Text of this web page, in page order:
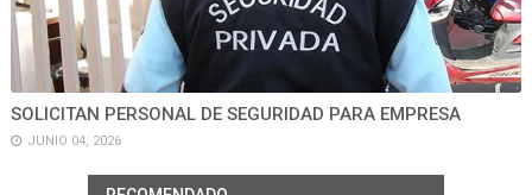
SOLICITAN PERSONAL DE SEGURIDAD PARA EMPRESA
JUNIO 04, 2026